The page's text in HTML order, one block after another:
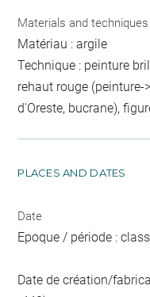
Materials and techniques
Matériau : argile
Technique : peinture
rehaut rouge (peinture-
d'Oreste, bucrane),
PLACES AND DATES
Date
Epoque / période :
Date de création/